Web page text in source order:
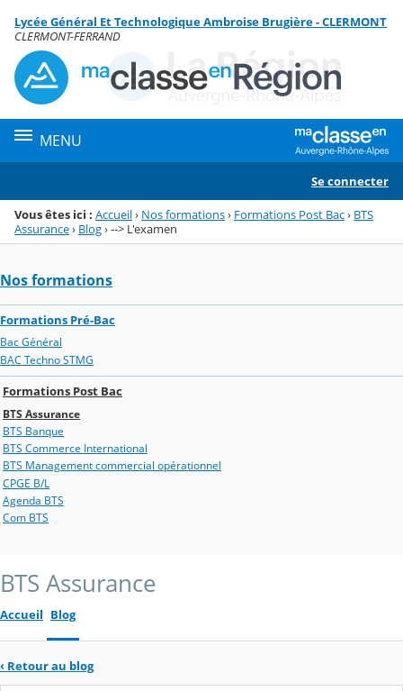
Menu de la rubrique
Contenu
Lycée Général Et Technologique Ambroise Brugière - CLERMONT
CLERMONT-FERRAND
MENU
Se connecter
Vous êtes ici : Accueil› Nos formations› Formations Post Bac› BTS
Assurance› Blog›--> L'examen
Nos formations
Formations Pré-Bac
Bac Général
BAC Techno STMG
Formations Post Bac
BTS Assurance
BTS Banque
BTS Commerce International
BTS Management commercial opérationnel
CPGE B/L
Agenda BTS
Com BTS
BTS Assurance
Accueil Blog
‹ Retour au blog